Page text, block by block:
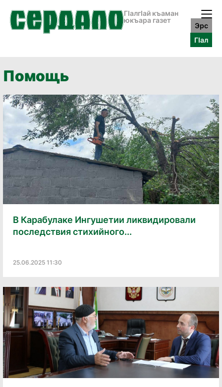
ГӀалгӀай къаман
юкъара газет
Эрс
ГӀал
Помощь
В Карабулаке Ингушетии ликвидировали
последствия стихийного...
25.06.2025 11:30